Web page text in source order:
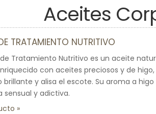
Aceites
TRATAMIENTO NUTRITIVO
Tratamiento Nutritivo es un aceite
con aceites preciosos y de
brillante y alisa el escote. Su aroma a
sensual y adictiva.